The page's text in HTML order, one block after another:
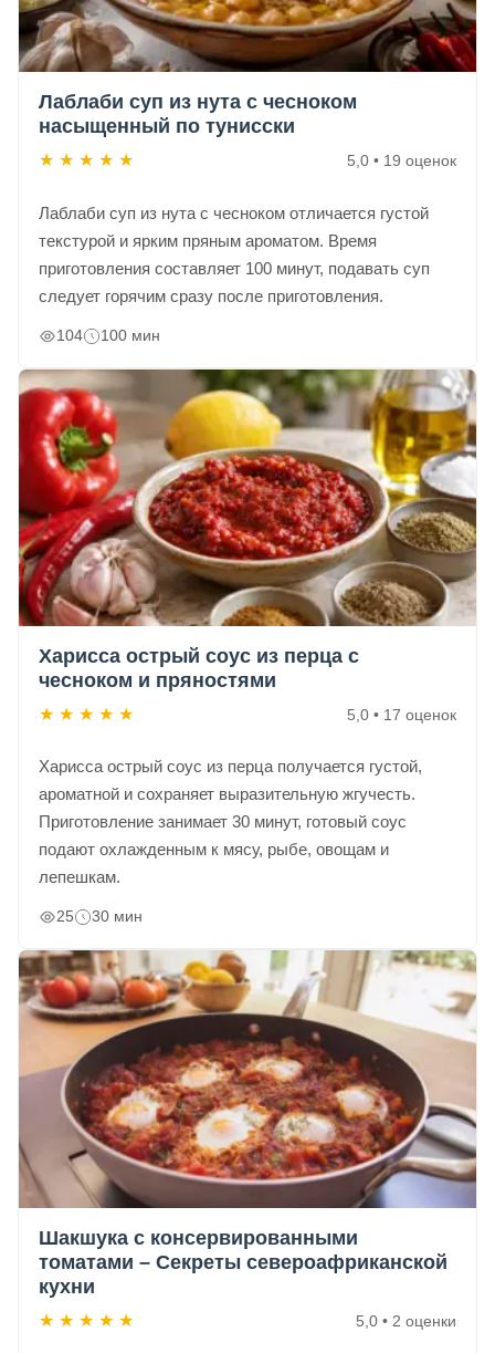
Лаблаби суп из нута с чесноком
насыщенный по тунисски
★ ★ ★ ★ ★ 5,0 • 19 оценок
Лаблаби суп из нута с чесноком отличается густой
текстурой и ярким пряным ароматом. Время
приготовления составляет 100 минут, подавать суп
следует горячим сразу после приготовления.
104 100 мин
Харисса острый соус из перца с
чесноком и пряностями
★ ★ ★ ★ ★ 5,0 • 17 оценок
Харисса острый соус из перца получается густой,
ароматной и сохраняет выразительную жгучесть.
Приготовление занимает 30 минут, готовый соус
подают охлажденным к мясу, рыбе, овощам и
лепешкам.
25 30 мин
Шакшука с консервированными
томатами – Секреты североафриканской
кухни
★ ★ ★ ★ ★ 5,0 • 2 оценки